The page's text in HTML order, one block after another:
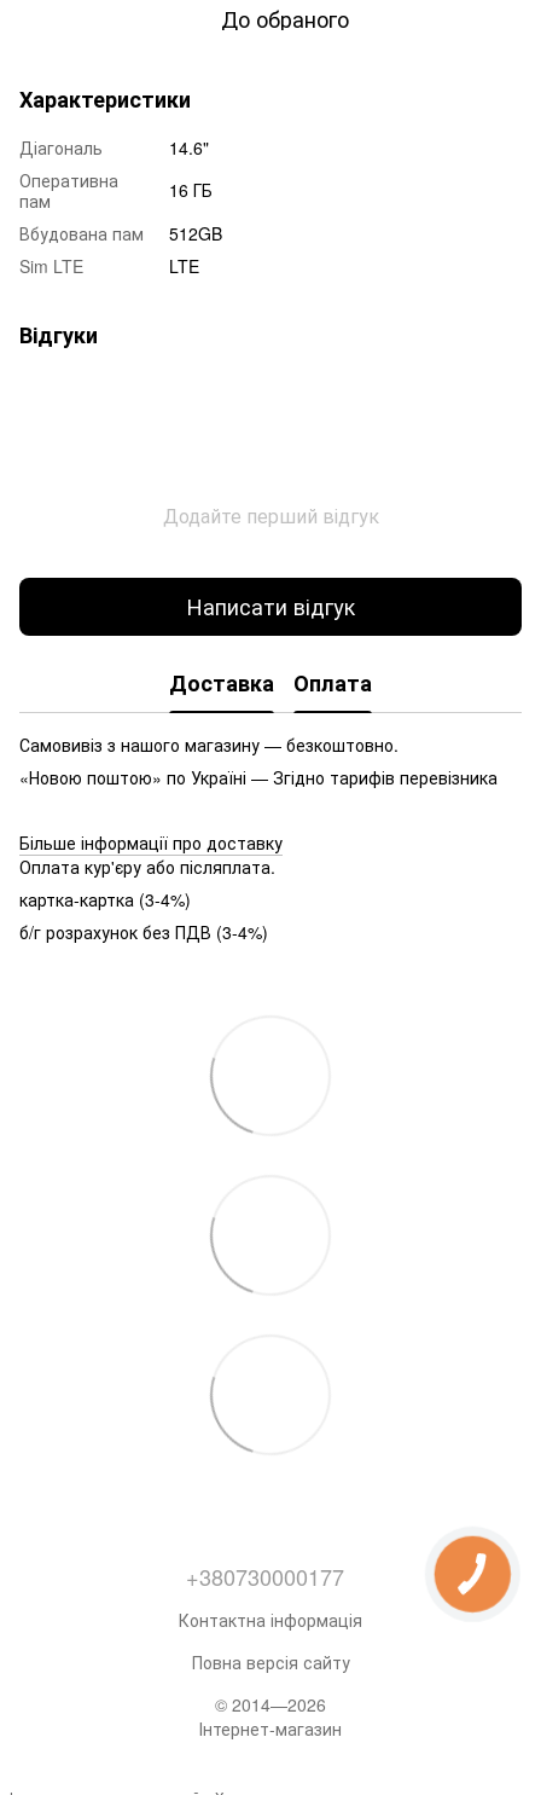
До обраного
Характеристики
Діагональ
14.6"
Оперативна
пам
16 ГБ
Вбудована пам
512GB
Sim LTE
LTE
Відгуки
Додайте перший відгук
Написати відгук
Доставка Оплата
Самовивіз з нашого магазину — безкоштовно.
«Новою поштою» по Україні — Згідно тарифів перевізника
Більше інформації про доставку
Оплата кур'єру або післяплата.
картка-картка (3-4%)
б/г розрахунок без ПДВ (3-4%)
+380730000177
Контактна інформація
Повна версія сайту
© 2014—2026
Інтернет-магазин